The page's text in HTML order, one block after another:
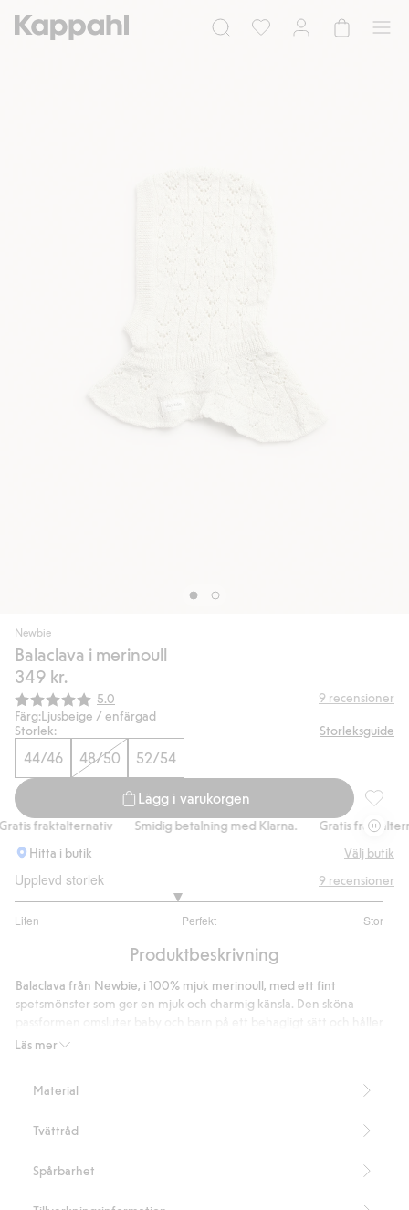
Newbie
Balaclava i merinoull
349 kr.
Snittbetyg:
5.0 9 recensioner
Färg:Ljusbeige / enfärgad
Storlek:
Storleksguide
44/46 48/50 52/54
Lägg i varukorgen
fraktalternativ Smidig betalning med Klarna.
Gratis
Hitta i butik
Välj butik
Upplevd storlek
Liten Perfekt Stor
utav
8
betyg
9 recensioner
Produktbeskrivning
Läs mer
Balaclava från Newbie, i 100% mjuk merinoull, med ett fint
spetsmönster som ger en mjuk och charmig känsla. Den sköna
dem varma under kyliga dagar.
RWS certified wool
Material
Tvättråd
Spårbarhet